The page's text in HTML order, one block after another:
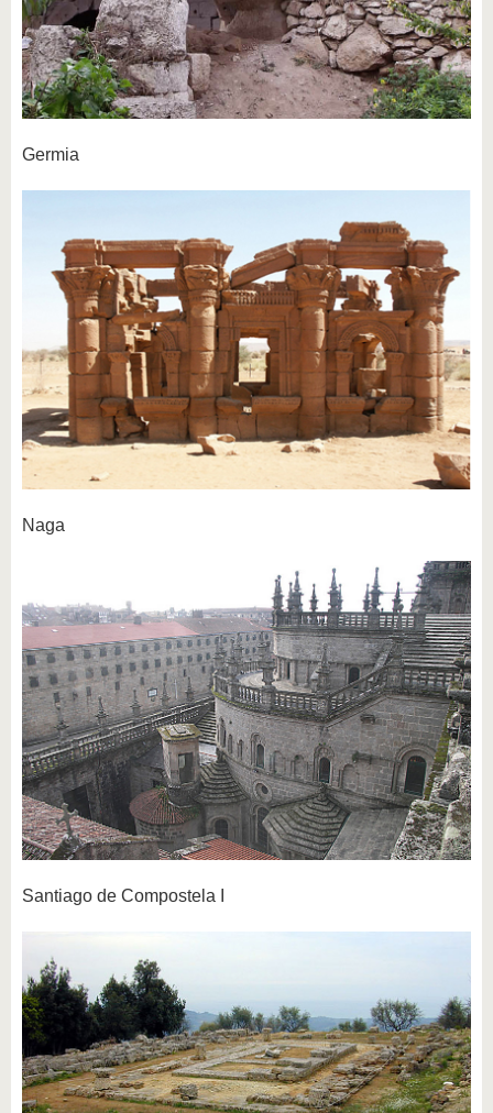
Germia
Naga
Santiago de Compostela I